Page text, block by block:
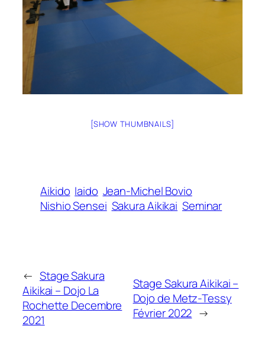
[SHOW THUMBNAILS]
Aikido Iaido Jean-Michel Bovio
Nishio Sensei Sakura Aikikai Seminar
← Stage Sakura
Aikikai – Dojo La
Rochette Decembre
2021
Stage Sakura Aikikai –
Dojo de Metz-Tessy
Février 2022 →